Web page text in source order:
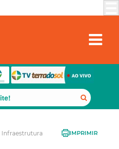
Infraestrutura IMPRIMIR